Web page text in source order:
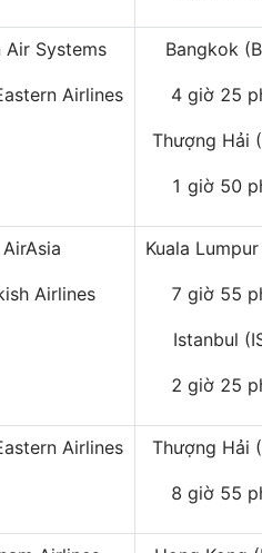
Air Systems
Airlines
Bangkok
4 giờ 25
Thượng Hải
1 giờ 50
AirAsia
Airlines
Kuala
7 giờ 55
Istanbul
2 giờ 25
Airlines Thượng Hải
8 giờ 55